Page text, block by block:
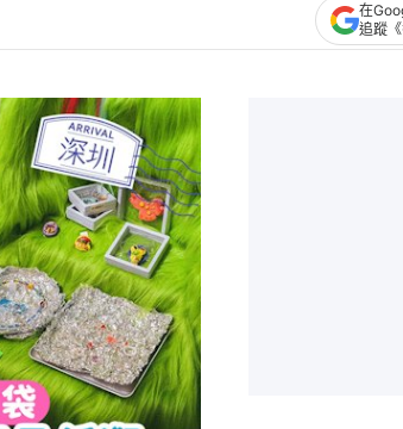
在
追蹤《